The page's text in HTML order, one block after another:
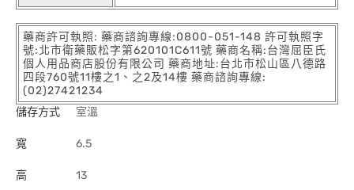
藥商許可執照: 藥商諮詢專線:0800-051-148 許可執照字
號:北市衛藥販松字第620101C611號 藥商名稱:台灣屈臣氏
個人用品商店股份有限公司 藥商地址:台北市松山區八德路
四段760號11樓之1、之2及14樓 藥商諮詢專線:
(02)27421234
儲存方式
室溫
寬 6.5
高 13